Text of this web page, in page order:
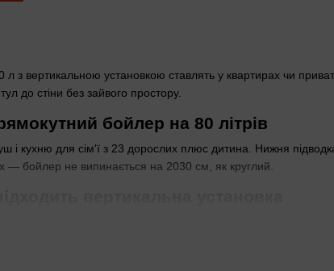
з вертикальною установкою ставлять у квартирах чи
до стіни без зайвого простору.
бойлер на 80 літрів
і кухню для сім'ї з 23 дорослих плюс дитина. Нижня
— бойлер не випинається на 2030 см, як круглий.